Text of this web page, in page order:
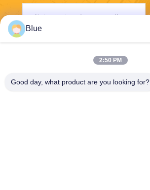
Blue
2:50 PM
Good day, what product are you looking for?